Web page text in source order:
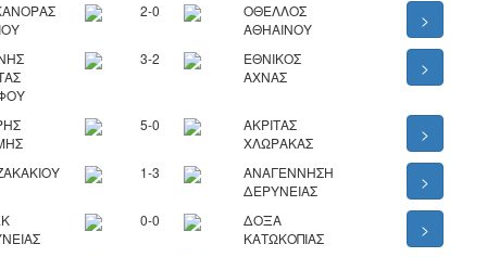
2-0
ΟΘΕΛΛΟΣ
ΑΘΗΑΙΝΟΥ
>
3-2
ΕΘΝΙΚΟΣ
ΑΧΝΑΣ
>
5-0
ΑΚΡΙΤΑΣ
ΧΛΩΡΑΚΑΣ
>
1-3
ΑΝΑΓΕΝΝΗΣΗ
ΔΕΡΥΝΕΙΑΣ
>
0-0
ΔΟΞΑ
ΚΑΤΩΚΟΠΙΑΣ
>